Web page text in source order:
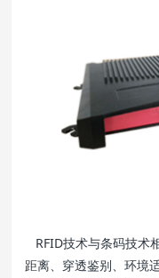
RFID技术与条码技术
距离、穿透鉴别、环境